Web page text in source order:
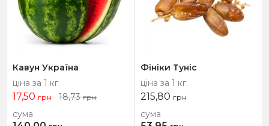
Кавун Україна
ціна за 1 кг
17,50 грн 18,73грн
сума
Фініки Туніс
ціна за 1 кг
215,80 грн
сума